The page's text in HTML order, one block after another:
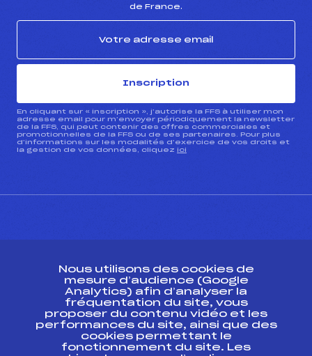
de France.
Inscription
En cliquant sur « inscription », j’autorise la FFS à utiliser mon
adresse email pour m’envoyer périodiquement la newsletter
de la FFS, qui peut contenir des offres commerciales et
promotionnelles de la FFS ou de ses partenaires. Pour plus
d’informations sur les modalités d’exercice de vos droits et
la gestion de vos données, cliquez ici
Ressources
Pass’Neige
Projet sportif fédéral
Nous utilisons des cookies de
mesure d’audience (Google
Analytics) afin d’analyser la
fréquentation du site, vous
proposer du contenu vidéo et les
performances du site, ainsi que des
cookies permettant le
fonctionnement du site. Les